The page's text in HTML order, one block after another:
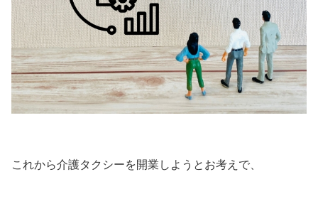
これから介護タクシーを開業しようとお考えで、